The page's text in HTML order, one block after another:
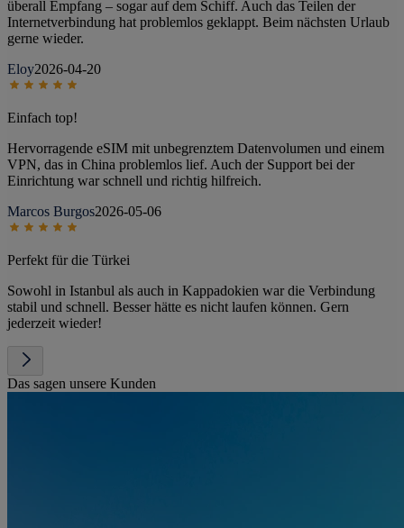
überall Empfang – sogar auf dem Schiff. Auch das Teilen der
Internetverbindung hat problemlos geklappt. Beim nächsten Urlaub
gerne wieder.
Eloy2026-04-20
Einfach top!
Hervorragende eSIM mit unbegrenztem Datenvolumen und einem
VPN, das in China problemlos lief. Auch der Support bei der
Einrichtung war schnell und richtig hilfreich.
Marcos Burgos2026-05-06
Perfekt für die Türkei
Sowohl in Istanbul als auch in Kappadokien war die Verbindung
stabil und schnell. Besser hätte es nicht laufen können. Gern
jederzeit wieder!
Das sagen unsere Kunden